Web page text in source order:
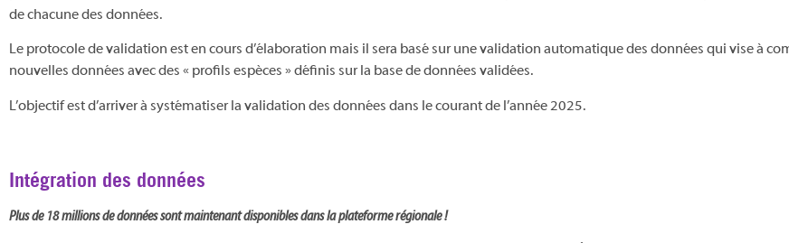
de chacune des données.
Le protocole de validation est en cours d’élaboration mais il sera basé sur une validation automatique des données qui vise à
nouvelles données avec des « profils espèces » définis sur la base de données validées.
L’objectif est d’arriver à systématiser la validation des données dans le courant de l’année 2025.
Intégration des données
Plus de 18 millions de données sont maintenant disponibles dans la plateforme régionale !